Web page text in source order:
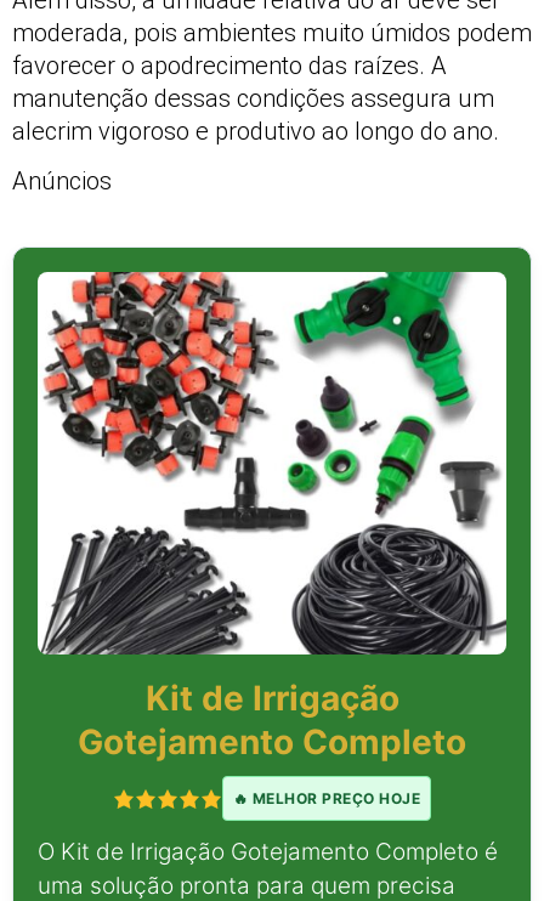
moderada, pois ambientes muito úmidos podem
favorecer o apodrecimento das raízes. A
manutenção dessas condições assegura um
alecrim vigoroso e produtivo ao longo do ano.
Anúncios
Kit de Irrigação
Gotejamento Completo
🔥 MELHOR PREÇO HOJE
O Kit de Irrigação Gotejamento Completo é
uma solução pronta para quem precisa